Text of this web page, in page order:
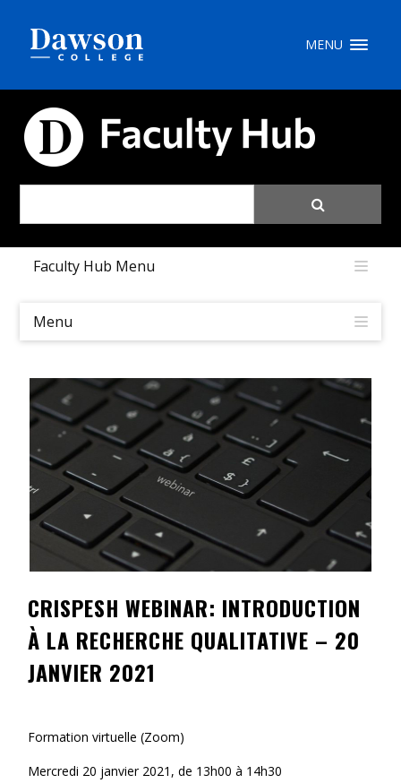
MENU
Faculty Hub Menu
Menu
CRISPESH WEBINAR: INTRODUCTION
À LA RECHERCHE QUALITATIVE – 20
JANVIER 2021
Formation virtuelle (Zoom)
Mercredi 20 janvier 2021, de 13h00 à 14h30
My Dawson Portal///
Careers
Quicklinks
Contact
Information
Tools
Links
Main Menu
Who you are